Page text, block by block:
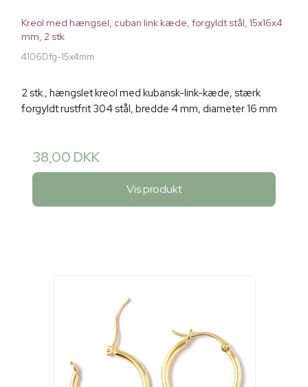
Kreol med hængsel, cuban link kæde, forgyldt stål, 15x16x4
mm, 2 stk
4106Dfg-15x4mm
2 stk., hængslet kreol med kubansk-link-kæde, stærk
forgyldt rustfrit 304 stål, bredde 4 mm, diameter 16 mm
38,00 DKK
Vis produkt